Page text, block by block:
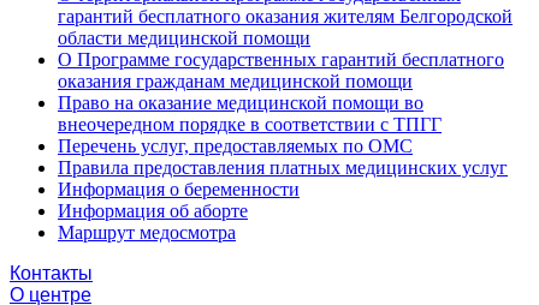
гарантий бесплатного оказания жителям Белгородской
области медицинской помощи
О Программе государственных гарантий бесплатного
оказания гражданам медицинской помощи
Право на оказание медицинской помощи во
внеочередном порядке в соответствии с ТПГГ
Перечень услуг, предоставляемых по ОМС
Правила предоставления платных медицинских услуг
Информация о беременности
Информация об аборте
Маршрут медосмотра
Контакты
О центре